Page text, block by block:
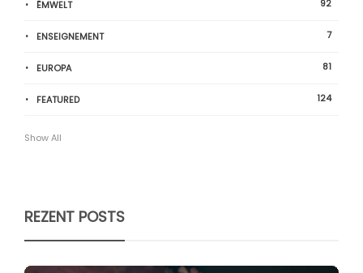
ËMWELT 92
ENSEIGNEMENT 7
EUROPA 81
FEATURED 124
Show All
REZENT POSTS